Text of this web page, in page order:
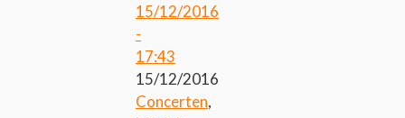
15/12/2016
-
17:43
15/12/2016
Concerten,